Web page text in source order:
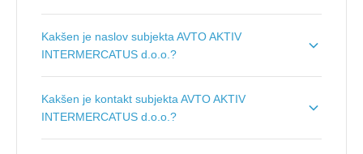
Kakšen je naslov subjekta AVTO AKTIV
INTERMERCATUS d.o.o.?
Grosuplje .
Kakšen je kontakt subjekta AVTO AKTIV
INTERMERCATUS d.o.o.?